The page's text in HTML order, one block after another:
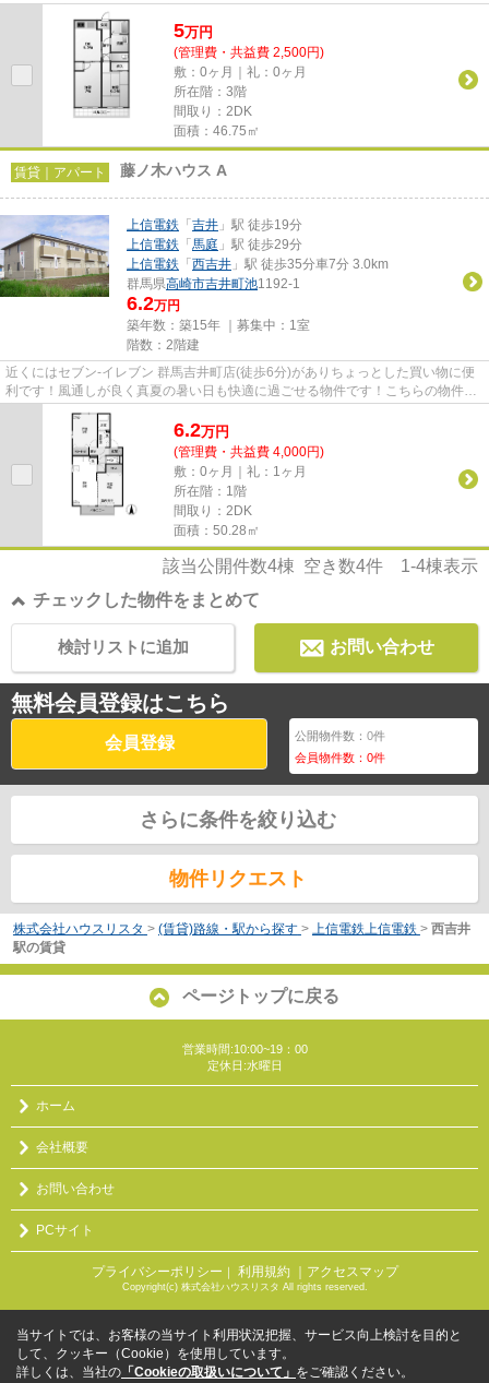
◎ぜひ一度ご覧ください◎高崎市エ...
5万円
(管理費・共益費 2,500円)
敷：0ヶ月｜礼：0ヶ月
所在階：3階
間取り：2DK
面積：46.75㎡
賃貸｜アパート 藤ノ木ハウス A
上信電鉄 「 吉井 」駅 徒歩19分
上信電鉄 「 馬庭 」駅 徒歩29分
上信電鉄 「 西吉井 」駅 徒歩35分車7分 3.0km
群馬県高崎市吉井町池1192-1
6.2万円
築年数：築15年 ｜募集中： 1室
階数：2階建
近くにはセブン‐イレブン 群馬吉井町店(徒歩6分)がありちょっとした買い物に便
利です！風通しが良く真夏の暑い日も快適に過ごせる物件です！こちらの物件の
家賃は6.2万です！当社イチ...
6.2万円
(管理費・共益費 4,000円)
敷：0ヶ月｜礼：1ヶ月
所在階：1階
間取り：2DK
面積：50.28㎡
該当公開件数4棟 空き数4件 1-4棟表示
チェックした物件をまとめて
お問い合わせ
検討リストに追加
無料会員登録はこちら
会員登録 公開物件数：0件
会員物件数：0件
さらに条件を絞り込む
物件リクエスト
株式会社ハウスリスタ > (賃貸)路線・駅から探す > 上信電鉄上信電鉄 > 西吉井
駅の賃貸
ページトップに戻る
営業時間:10:00~19：00
定休日:水曜日
ホーム
会社概要
お問い合わせ
PCサイト
プライバシーポリシー ｜ 利用規約 ｜アクセスマップ
Copyright(c) 株式会社ハウスリスタ All rights reserved.
当サイトでは、お客様の当サイト利用状況把握、サービス向上検討を目的と
して、クッキー（Cookie）を使用しています。
詳しくは、当社の 「Cookieの取扱いについて」 をご確認ください。